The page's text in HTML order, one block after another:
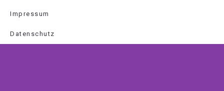
Impressum
Datenschutz